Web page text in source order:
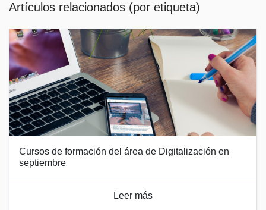
Artículos relacionados (por etiqueta)
Cursos de formación del área de Digitalización en
septiembre
Leer más